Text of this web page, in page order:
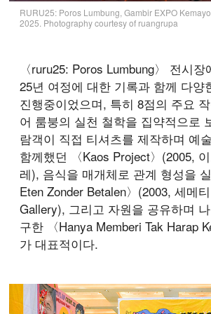
RURU25: Poros Lumbung, Gambir EXPO
2025. Photography courtesy of ruangrupa
〈ruru25: Poros Lumbung〉 전시
25년 여정에 대한 기록과 함께 다양
진행중이었으며, 특히 8점의 주요
어 룸붕의 실천 철학을 집약적으로
람객이 직접 티셔츠를 제작하며 예
함께했던 〈Kaos Project〉(2005,
레), 음식을 매개체로 관계 형성을
Eten Zonder Betalen〉(2003, 세메
Gallery), 그리고 자원을 공유하며
구한 〈Hanya Memberi Tak Harap
가 대표적이다.